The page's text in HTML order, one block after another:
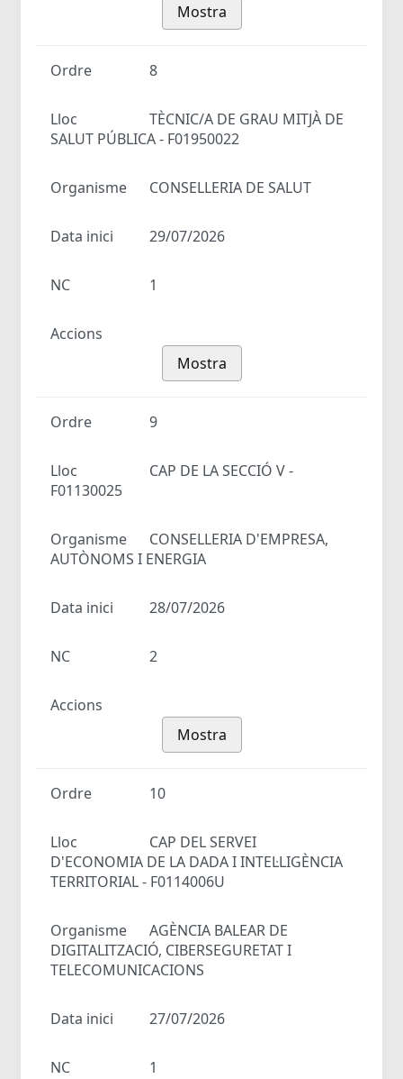
Mostra
Ordre 8
Lloc
TÈCNIC/A DE GRAU MITJÀ DE
SALUT PÚBLICA - F01950022
Organisme CONSELLERIA DE SALUT
Data inici 29/07/2026
NC 1
Accions
Mostra
Ordre 9
Lloc
CAP DE LA SECCIÓ V -
F01130025
Organisme
CONSELLERIA D'EMPRESA,
AUTÒNOMS I ENERGIA
Data inici 28/07/2026
NC 2
Accions
Mostra
Ordre 10
Lloc
CAP DEL SERVEI
D'ECONOMIA DE LA DADA I INTEL·LIGÈNCIA
TERRITORIAL - F0114006U
Organisme
AGÈNCIA BALEAR DE
DIGITALITZACIÓ, CIBERSEGURETAT I
TELECOMUNICACIONS
Data inici 27/07/2026
NC 1